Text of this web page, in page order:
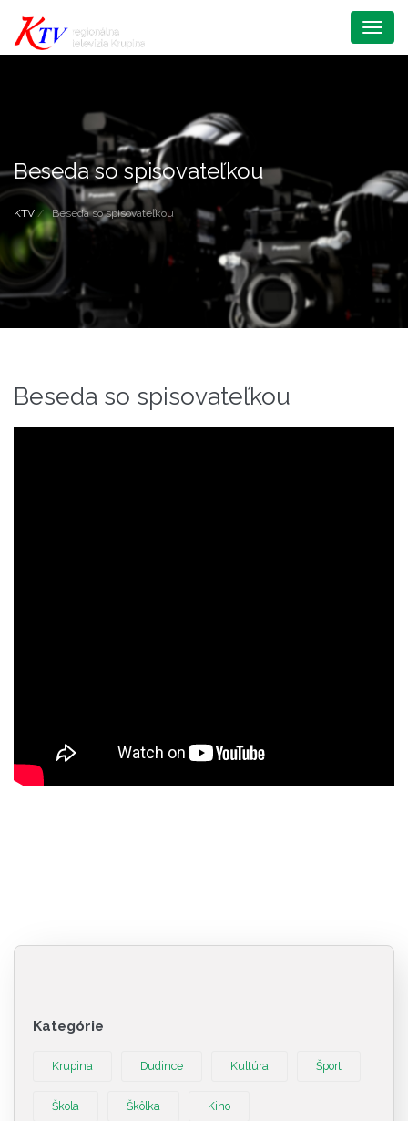
Menu
Beseda so spisovateľkou
KTV Beseda so spisovateľkou
Beseda so spisovateľkou
Kategórie
Krupina Dudince Kultúra Šport
Škola Škôlka Kino